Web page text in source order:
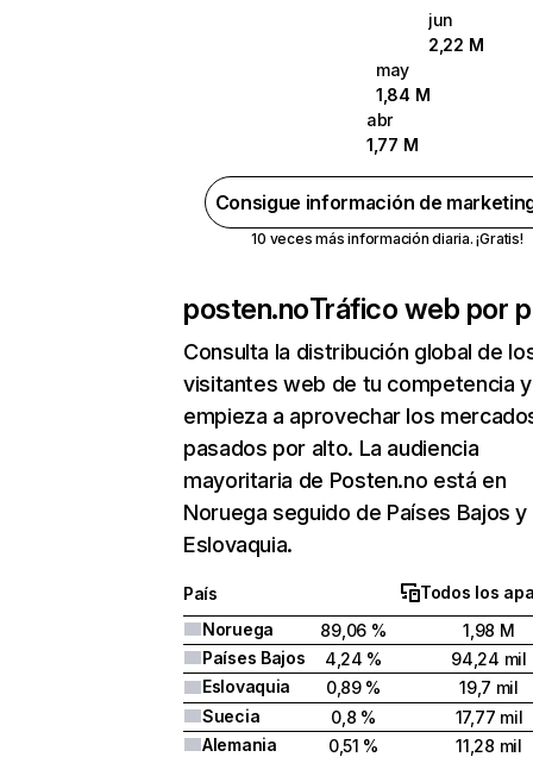
jun
2,22 M
may
1,84 M
abr
1,77 M
Consigue información de
10 veces más información diaria. ¡Gratis!
posten.noTráfico web por
Consulta la distribución global de
visitantes web de tu competencia y
empieza a aprovechar los
pasados por alto. La audiencia
mayoritaria de Posten.no está en
Noruega seguido de Países Bajos y
Eslovaquia.
País
Todos los
Noruega
89,06 %
1,98 M
Países Bajos
4,24 %
94,24 mil
Eslovaquia
0,89 %
19,7 mil
Suecia
0,8 %
17,77 mil
Alemania
0,51 % 11,28 mil